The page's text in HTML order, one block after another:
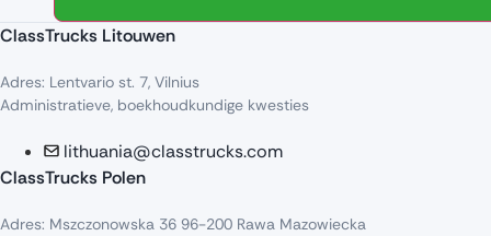
ClassTrucks Litouwen
Adres: Lentvario st. 7, Vilnius
Administratieve, boekhoudkundige kwesties
lithuania@classtrucks.com
ClassTrucks Polen
Adres: Mszczonowska 36 96-200 Rawa Mazowiecka